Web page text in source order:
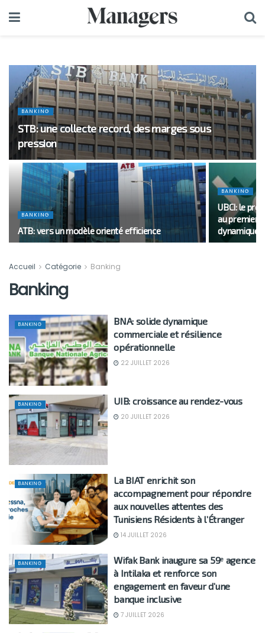
BANKING
STB: une collecte record, des marges sous
pression
BANKING
ATB: vers un modèle orienté efficience
BANKING
UBCI: le
au premier
dynamique
Accueil Catégorie Banking
Banking
BANKING
BNA: solide dynamique
commerciale et résilience
opérationnelle
22 JUILLET 2026
BANKING UIB: croissance au rendez-vous
20 JUILLET 2026
BANKING
La BIAT enrichit son
accompagnement pour répondre
aux nouvelles attentes des
Tunisiens Résidents à l’Étranger
14 JUILLET 2026
BANKING
Wifak Bank inaugure sa 59ᵉ agence
à Intilaka et renforce son
engagement en faveur d’une
banque inclusive
7 JUILLET 2026